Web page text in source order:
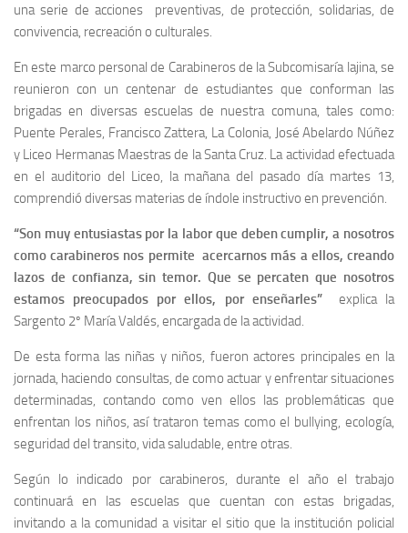
una serie de acciones preventivas, de protección, solidarias, de
convivencia, recreación o culturales.
En este marco personal de Carabineros de la Subcomisaría lajina, se
reunieron con un centenar de estudiantes que conforman las
brigadas en diversas escuelas de nuestra comuna, tales como:
Puente Perales, Francisco Zattera, La Colonia, José Abelardo Núñez
y Liceo Hermanas Maestras de la Santa Cruz. La actividad efectuada
en el auditorio del Liceo, la mañana del pasado día martes 13,
comprendió diversas materias de índole instructivo en prevención.
“Son muy entusiastas por la labor que deben cumplir, a nosotros
como carabineros nos permite acercarnos más a ellos, creando
lazos de confianza, sin temor. Que se percaten que nosotros
estamos preocupados por ellos, por enseñarles”explica la
Sargento 2º María Valdés, encargada de la actividad.
De esta forma las niñas y niños, fueron actores principales en la
jornada, haciendo consultas, de como actuar y enfrentar situaciones
determinadas, contando como ven ellos las problemáticas que
enfrentan los niños, así trataron temas como el bullying, ecología,
seguridad del transito, vida saludable, entre otras.
Según lo indicado por carabineros, durante el año el trabajo
continuará en las escuelas que cuentan con estas brigadas,
invitando a la comunidad a visitar el sitio que la institución policial